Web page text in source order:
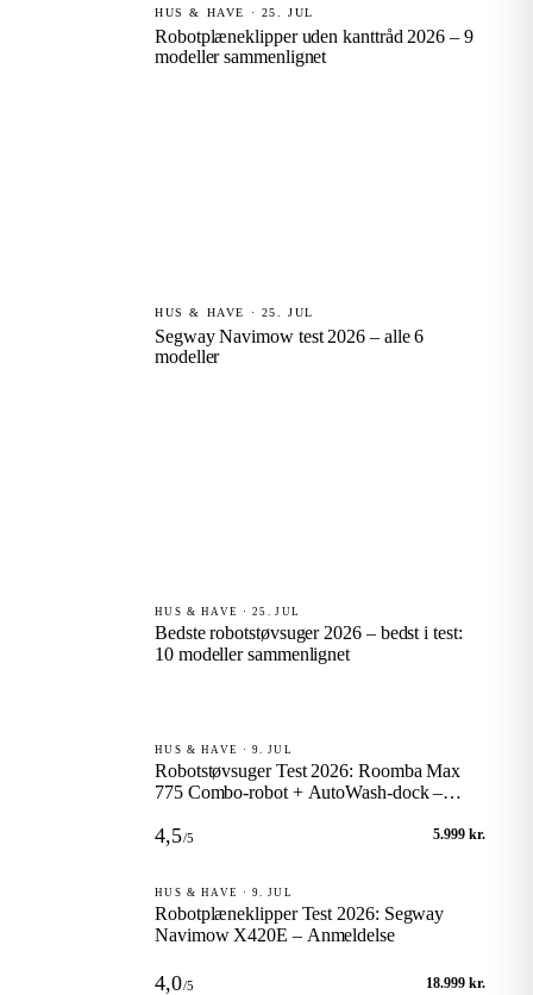
HUS & HAVE · 25. JUL
Robotplæneklipper uden kanttråd 2026 – 9
modeller sammenlignet
HUS & HAVE · 25. JUL
Segway Navimow test 2026 – alle 6
modeller
HUS & HAVE · 25. JUL
Bedste robotstøvsuger 2026 – bedst i test:
10 modeller sammenlignet
HUS & HAVE · 9. JUL
Robotstøvsuger Test 2026: Roomba Max
775 Combo-robot + AutoWash-dock –
4,5/5 5.999 kr.
HUS & HAVE · 9. JUL
Robotplæneklipper Test 2026: Segway
Navimow X420E – Anmeldelse
4,0/5 18.999 kr.